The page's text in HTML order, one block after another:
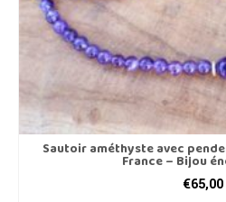
Sautoir améthyste avec
France – Bijou
€65,00